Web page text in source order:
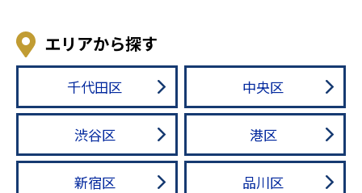
エリアから探す
千代田区 中央区
渋谷区 港区
新宿区 品川区